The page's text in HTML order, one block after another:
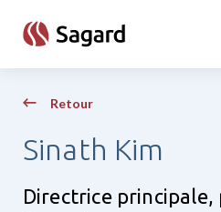
Retour
Sinath Kim
Directrice